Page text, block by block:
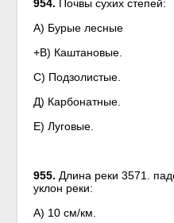
954. Почвы сухих степей:
А) Бурые лесные
+В) Каштановые.
С) Подзолистые.
Д) Карбонатные.
Е) Луговые.
955. Длина реки 3571.
уклон реки:
А) 10 см/км.